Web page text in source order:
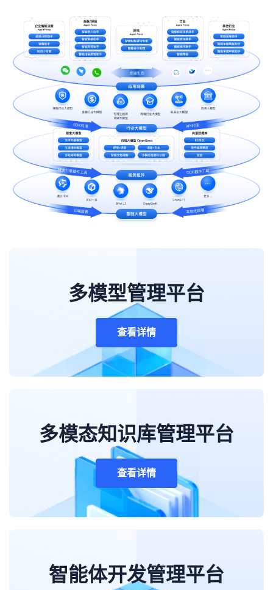
多模型管理平台
查看详情
多模态知识库管理平台
查看详情
智能体开发管理平台